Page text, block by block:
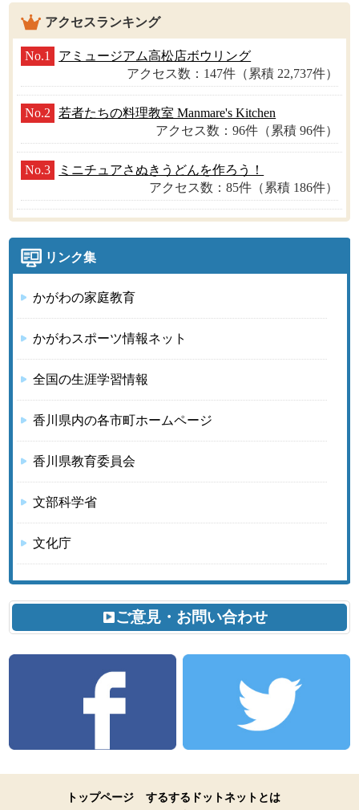
アクセスランキング
No.1
アミュージアム高松店ボウリング
アクセス数：147件（累積 22,737件）
No.2
若者たちの料理教室 Manmare's Kitchen
アクセス数：96件（累積 96件）
No.3
ミニチュアさぬきうどんを作ろう！
アクセス数：85件（累積 186件）
リンク集
かがわの家庭教育
かがわスポーツ情報ネット
全国の生涯学習情報
香川県内の各市町ホームページ
香川県教育委員会
文部科学省
文化庁
ご意見・お問い合わせ
トップページ
するするドットネットとは